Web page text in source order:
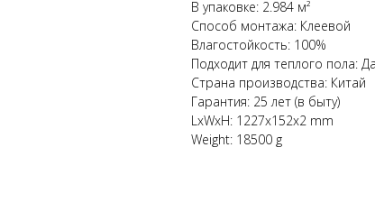
В упаковке: 2.984 м²
Способ монтажа: Клеевой
Влагостойкость: 100%
Подходит для теплого пола:
Страна производства: Китай
Гарантия: 25 лет (в быту)
LxWxH: 1227x152x2 mm
Weight: 18500 g